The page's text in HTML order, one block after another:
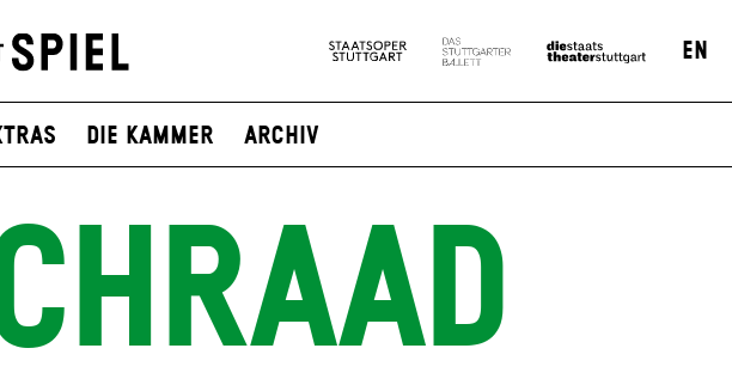
EN
Die Kammer Archiv